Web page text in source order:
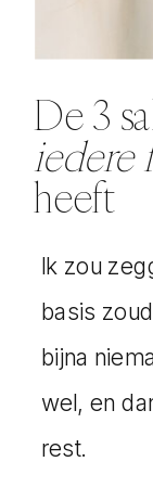
kladder
is
J.
komen,
koffie
We
visuele
Ik zou
basis
bijna
wel, en
rest.
De 3
iedere
heeft